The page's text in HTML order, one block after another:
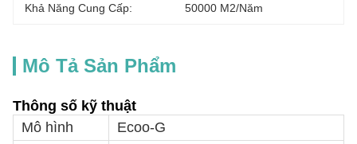
Khả Năng Cung Cấp: 50000 M2/năm
Mô Tả Sản Phẩm
Thông số kỹ thuật
Mô hình
Ecoo-G